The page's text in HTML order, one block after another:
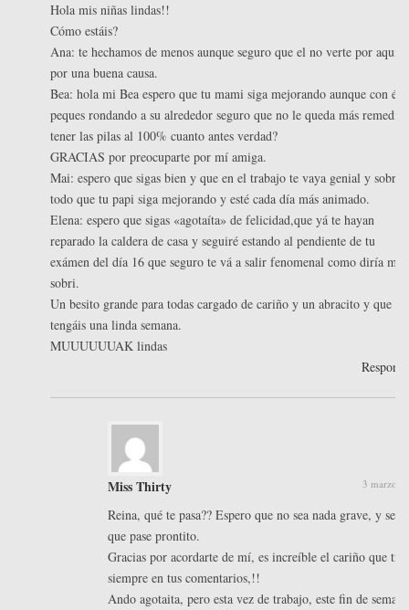
Hola mis niñas lindas!!
Cómo estáis?
Ana: te hechamos de menos aunque seguro que el no verte por aquí
por una buena causa.
Bea: hola mi Bea espero que tu mami siga mejorando aunque con
peques rondando a su alrededor seguro que no le queda más remedio
tener las pilas al 100% cuanto antes verdad?
GRACIAS por preocuparte por mí amiga.
Mai: espero que sigas bien y que en el trabajo te vaya genial y sobre
todo que tu papi siga mejorando y esté cada día más animado.
Elena: espero que sigas «agotaíta» de felicidad,que yá te hayan
reparado la caldera de casa y seguiré estando al pendiente de tu
exámen del día 16 que seguro te vá a salir fenomenal como diría mi
sobri.
Un besito grande para todas cargado de cariño y un abracito y que
tengáis una linda semana.
MUUUUUUAK lindas
Miss Thirty 3 marzo,
Reina, qué te pasa?? Espero que no sea nada grave, y sea
que pase prontito.
Gracias por acordarte de mí, es increíble el cariño que
siempre en tus comentarios,!!
Ando agotaita, pero esta vez de trabajo, este fin de